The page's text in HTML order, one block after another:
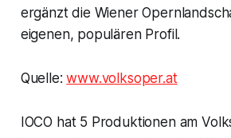
ergänzt die Wiener
eigenen, populären Profil.
Quelle:www.volksoper.at
IOCO hat 5 Produktionen am